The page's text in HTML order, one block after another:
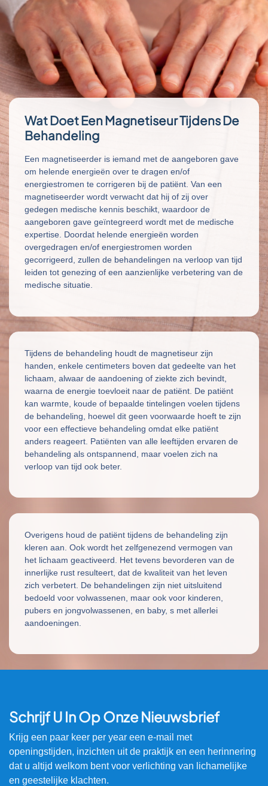
Wat Doet Een Magnetiseur Tijdens De
Behandeling
Een magnetiseerder is iemand met de aangeboren gave
om helende energieën over te dragen en/of
energiestromen te corrigeren bij de patiënt. Van een
magnetiseerder wordt verwacht dat hij of zij over
gedegen medische kennis beschikt, waardoor de
aangeboren gave geïntegreerd wordt met de medische
expertise. Doordat helende energieën worden
overgedragen en/of energiestromen worden
gecorrigeerd, zullen de behandelingen na verloop van tijd
leiden tot genezing of een aanzienlijke verbetering van de
medische situatie.
Tijdens de behandeling houdt de magnetiseur zijn
handen, enkele centimeters boven dat gedeelte van het
lichaam, alwaar de aandoening of ziekte zich bevindt,
waarna de energie toevloeit naar de patiënt. De patiënt
kan warmte, koude of bepaalde tintelingen voelen tijdens
de behandeling, hoewel dit geen voorwaarde hoeft te zijn
voor een effectieve behandeling omdat elke patiënt
anders reageert. Patiënten van alle leeftijden ervaren de
behandeling als ontspannend, maar voelen zich na
verloop van tijd ook beter.
Overigens houd de patiënt tijdens de behandeling zijn
kleren aan. Ook wordt het zelfgenezend vermogen van
het lichaam geactiveerd. Het tevens bevorderen van de
innerlijke rust resulteert, dat de kwaliteit van het leven
zich verbetert. De behandelingen zijn niet uitsluitend
bedoeld voor volwassenen, maar ook voor kinderen,
pubers en jongvolwassenen, en baby, s met allerlei
aandoeningen.
Schrijf U In Op Onze Nieuwsbrief
Krijg een paar keer per year een e-mail met
openingstijden, inzichten uit de praktijk en een herinnering
dat u altijd welkom bent voor verlichting van lichamelijke
en geestelijke klachten.